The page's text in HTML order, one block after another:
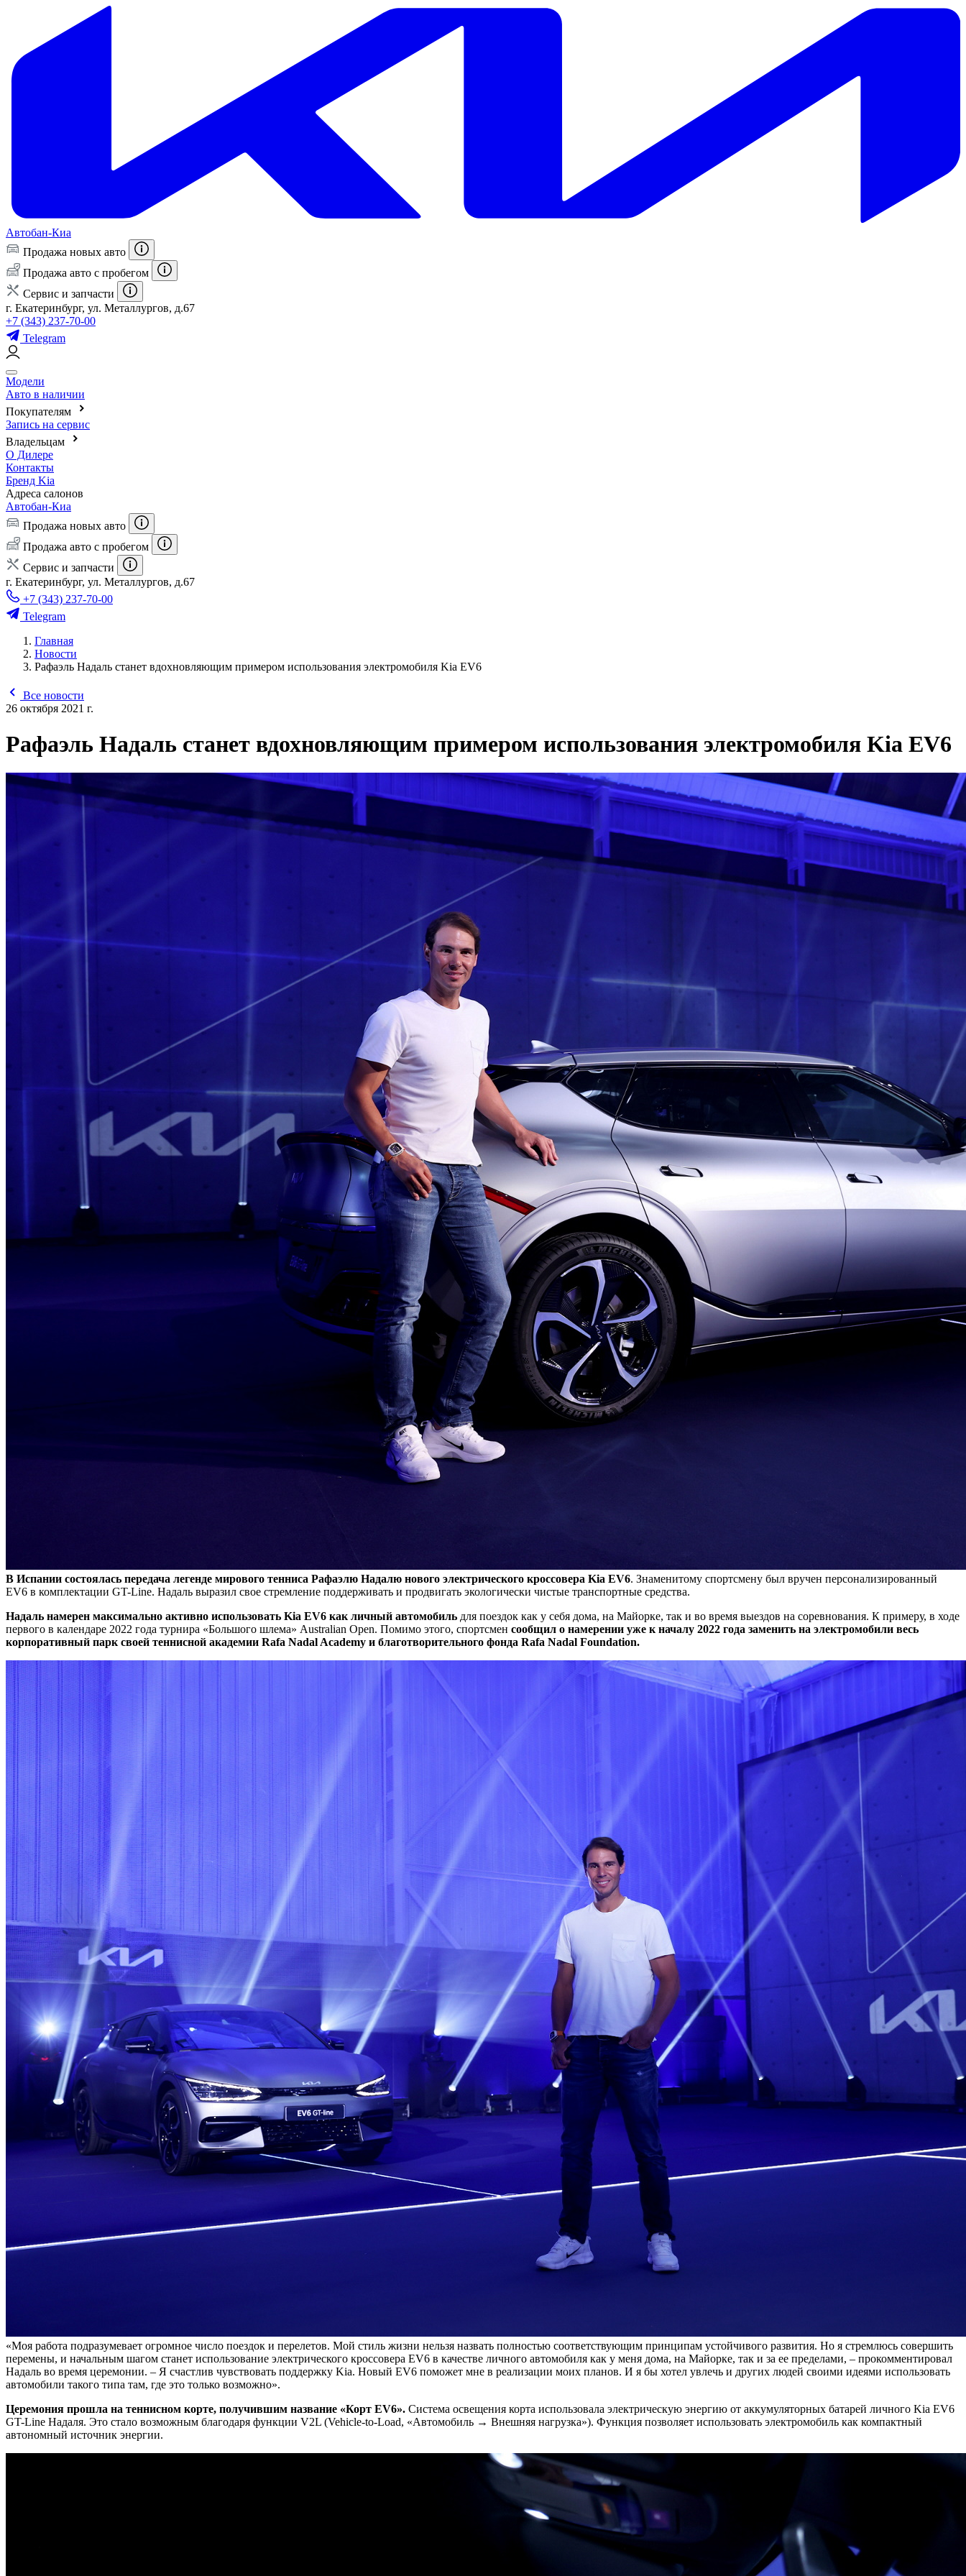
Автобан-Киа
Продажа новых авто
Продажа авто с пробегом
Сервис и запчасти
г. Екатеринбург, ул. Металлургов, д.67
+7 (343) 237-70-00
Telegram
Модели
Авто в наличии
Покупателям
Запись на сервис
Владельцам
О Дилере
Контакты
Бренд Kia
Адреса салонов
Автобан-Киа
Продажа новых авто
Продажа авто с пробегом
Сервис и запчасти
г. Екатеринбург, ул. Металлургов, д.67
+7 (343) 237-70-00
Telegram
Главная
Новости
Рафаэль Надаль станет вдохновляющим примером использования электромобиля Kia EV6
Все новости
26 октября 2021 г.
Рафаэль Надаль станет вдохновляющим примером использования электромобиля Kia EV6
В Испании состоялась передача легенде мирового тенниса Рафаэлю Надалю нового электрического кроссовера Kia EV6. Знаменитому спортсмену был вручен персонализированный
EV6 в комплектации GT-Line. Надаль выразил свое стремление поддерживать и продвигать экологически чистые транспортные средства.
Надаль намерен максимально активно использовать Kia EV6 как личный автомобиль для поездок как у себя дома, на Майорке, так и во время выездов на соревнования. К примеру, в ходе
первого в календаре 2022 года турнира «Большого шлема» Australian Open. Помимо этого, спортсмен сообщил о намерении уже к началу 2022 года заменить на электромобили весь
корпоративный парк своей теннисной академии Rafa Nadal Academy и благотворительного фонда Rafa Nadal Foundation.
«Моя работа подразумевает огромное число поездок и перелетов. Мой стиль жизни нельзя назвать полностью соответствующим принципам устойчивого развития. Но я стремлюсь совершить
перемены, и начальным шагом станет использование электрического кроссовера EV6 в качестве личного автомобиля как у меня дома, на Майорке, так и за ее пределами, – прокомментировал
Надаль во время церемонии. – Я счастлив чувствовать поддержку Kia. Новый EV6 поможет мне в реализации моих планов. И я бы хотел увлечь и других людей своими идеями использовать
автомобили такого типа там, где это только возможно».
Церемония прошла на теннисном корте, получившим название «Корт EV6». Система освещения корта использовала электрическую энергию от аккумуляторных батарей личного Kia EV6
GT-Line Надаля. Это стало возможным благодаря функции V2L (Vehicle-to-Load, «Автомобиль → Внешняя нагрузка»). Функция позволяет использовать электромобиль как компактный
автономный источник энергии.